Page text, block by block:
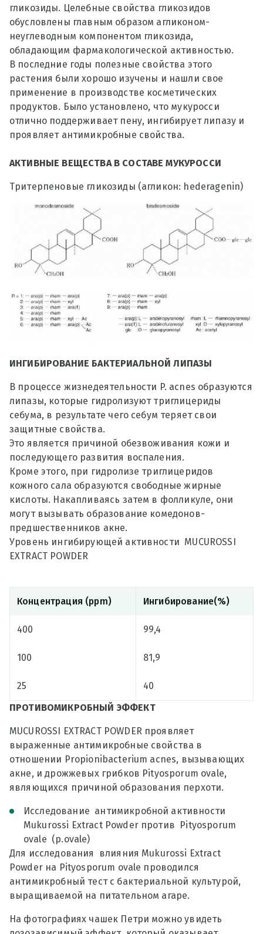
гликозиды. Целебные свойства гликозидов
обусловлены главным образом агликоном-
неуглеводным компонентом гликозида,
обладающим фармакологической активностью.
В последние годы полезные свойства этого
растения были хорошо изучены и нашли свое
применение в производстве косметических
продуктов. Было установлено, что мукуросси
отлично поддерживает пену, ингибирует липазу и
проявляет антимикробные свойства.
АКТИВНЫЕ ВЕЩЕСТВА В СОСТАВЕ МУКУРОССИ
Тритерпеновые гликозиды (агликон: hederagenin)
ИНГИБИРОВАНИЕ БАКТЕРИАЛЬНОЙ ЛИПАЗЫ
В процессе жизнедеятельности P. acnes образуются
липазы, которые гидролизуют триглицериды
себума, в результате чего себум теряет свои
защитные свойства.
Это является причиной обезвоживания кожи и
последующего развития воспаления.
Кроме этого, при гидролизе триглицеридов
кожного сала образуются свободные жирные
кислоты. Накапливаясь затем в фолликуле, они
могут вызывать образование комедонов-
предшественников акне.
Уровень ингибирующей активности MUCUROSSI
EXTRACT POWDER
Концентрация (ppm) Ингибирование(%)
400 99,4
100 81,9
25
40
ПРОТИВОМИКРОБНЫЙ ЭФФЕКТ
MUCUROSSI EXTRACT POWDER проявляет
выраженные антимикробные свойства в
отношении Propionibacterium acnes, вызывающих
акне, и дрожжевых грибков Pityosporum ovale,
являющихся причиной образования перхоти.
Исследование антимикробной активности
Mukurossi Extract Powder против Pityosporum
ovale (p.ovale)
Для исследования влияния Mukurossi Extract
Powder на Pityosporum ovale проводился
антимикробный тест с бактериальной культурой,
выращиваемой на питательном агаре.
На фотографиях чашек Петри можно увидеть